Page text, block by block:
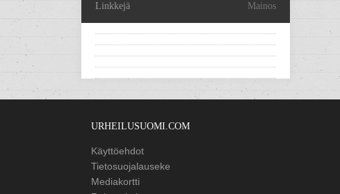
Linkkejä Mainos
URHEILUSUOMI.COM
Käyttöehdot
Tietosuojalauseke
Mediakortti